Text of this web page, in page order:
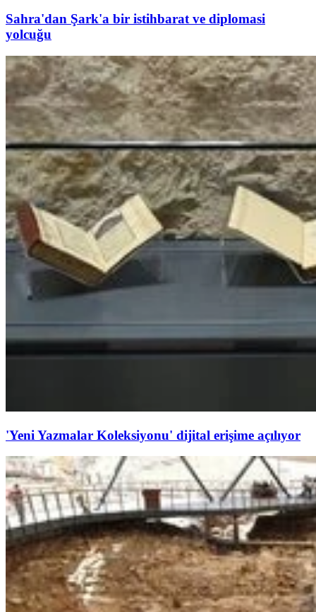
Sahra'dan Şark'a bir istihbarat ve diplomasi
yolcuğu
'Yeni Yazmalar Koleksiyonu' dijital erişime açılıyor